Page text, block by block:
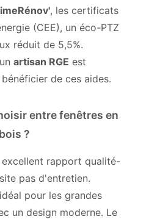
, les certificats
(CEE), un éco-PTZ
réduit de 5,5%.
artisan RGE est
de ces aides.
entre fenêtres en
?
excellent rapport qualité-
pas d'entretien.
pour les grandes
un design moderne. Le